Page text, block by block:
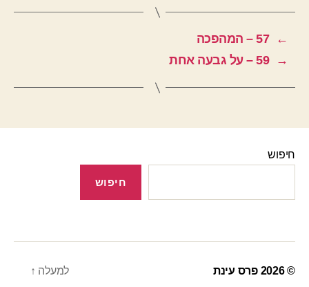
←
57 – המהפכה
→
59 – על גבעה אחת
חיפוש
חיפוש
© 2026 פרס עינת למעלה ↑